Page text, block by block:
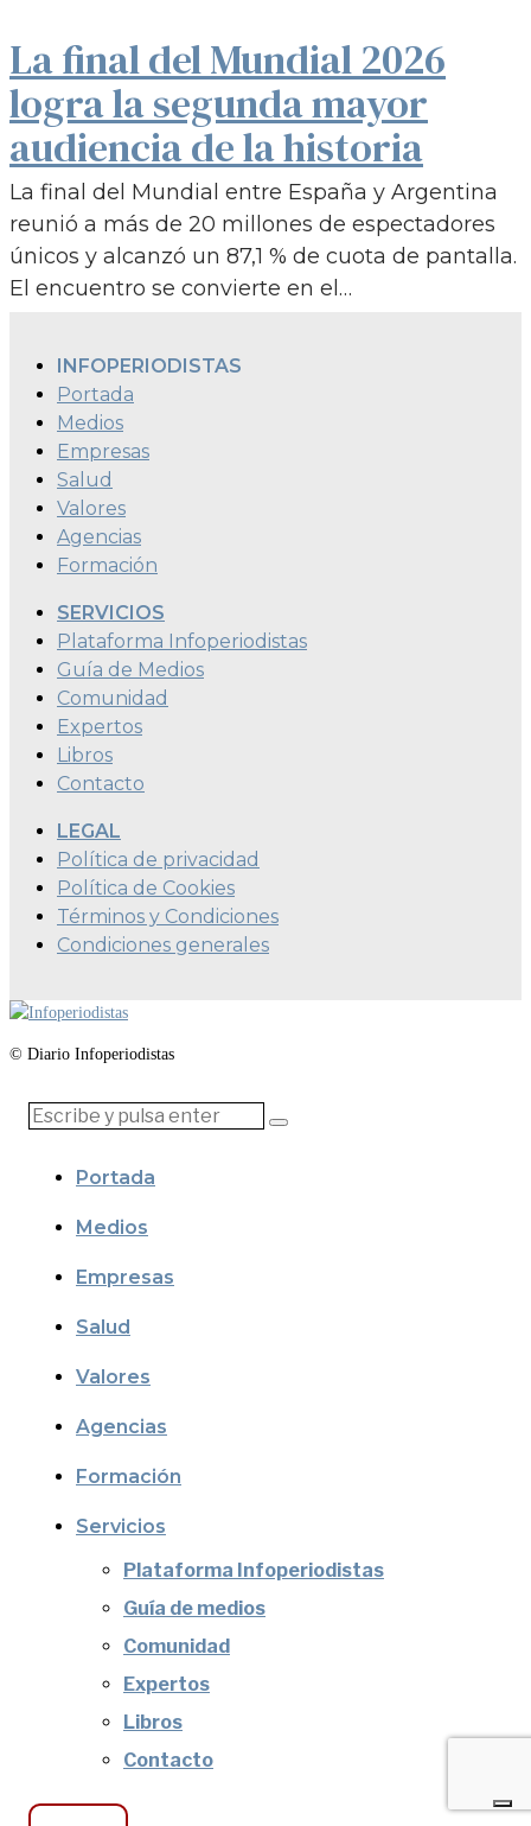
La final del Mundial 2026
logra la segunda mayor
audiencia de la historia
La final del Mundial entre España y Argentina
reunió a más de 20 millones de espectadores
únicos y alcanzó un 87,1 % de cuota de pantalla.
El encuentro se convierte en el…
INFOPERIODISTAS
Portada
Medios
Empresas
Salud
Valores
Agencias
Formación
SERVICIOS
Plataforma Infoperiodistas
Guía de Medios
Comunidad
Expertos
Libros
Contacto
LEGAL
Política de privacidad
Política de Cookies
Términos y Condiciones
Condiciones generales
© Diario Infoperiodistas
Portada
Medios
Empresas
Salud
Valores
Agencias
Formación
Servicios
Plataforma Infoperiodistas
Guía de medios
Comunidad
Expertos
Libros
Contacto